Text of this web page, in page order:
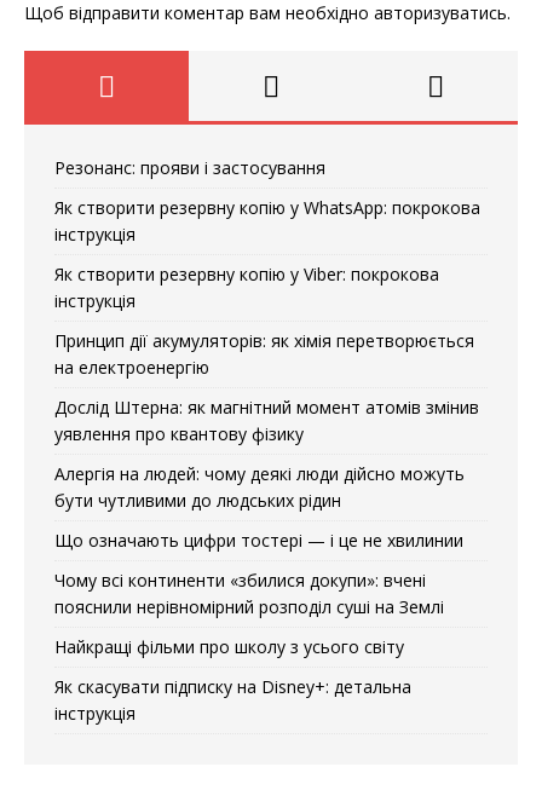
Щоб відправити коментар вам необхідно авторизуватись.
Резонанс: прояви і застосування
Як створити резервну копію у WhatsApp: покрокова
інструкція
Як створити резервну копію у Viber: покрокова
інструкція
Принцип дії акумуляторів: як хімія перетворюється
на електроенергію
Дослід Штерна: як магнітний момент атомів змінив
уявлення про квантову фізику
Алергія на людей: чому деякі люди дійсно можуть
бути чутливими до людських рідин
Що означають цифри тостері — і це не хвилинии
Чому всі континенти «збилися докупи»: вчені
пояснили нерівномірний розподіл суші на Землі
Найкращі фільми про школу з усього світу
Як скасувати підписку на Disney+: детальна
інструкція